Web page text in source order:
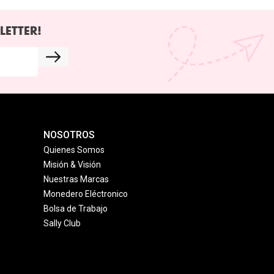
NOSOTROS
Quienes Somos
Misión & Visión
Nuestras Marcas
Monedero Eléctronico
Bolsa de Trabajo
Sally Club